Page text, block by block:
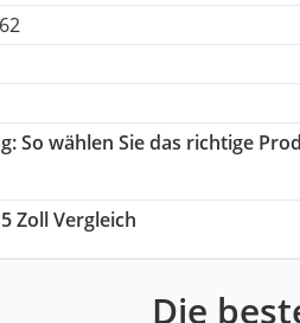
: So wählen Sie das richtige
Zoll Vergleich
Die